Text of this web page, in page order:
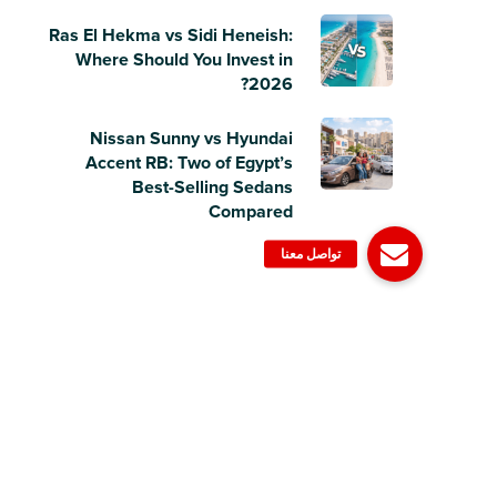
Ras El Hekma vs Sidi Heneish:
Where Should You Invest in
2026?
Nissan Sunny vs Hyundai
Accent RB: Two of Egypt’s
Best-Selling Sedans
Compared